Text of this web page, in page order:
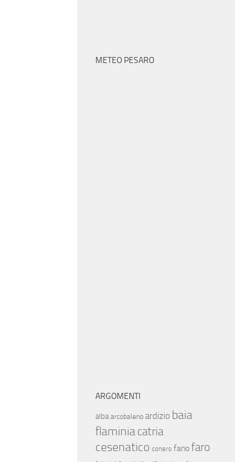
METEO PESARO
ARGOMENTI
alba arcobaleno ardizio baia
flaminia catria
cesenatico conero fanofaro